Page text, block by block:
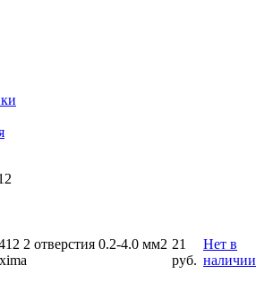
2 отверстия 0.2-4.0 мм2 21
руб.
Нет в
наличии